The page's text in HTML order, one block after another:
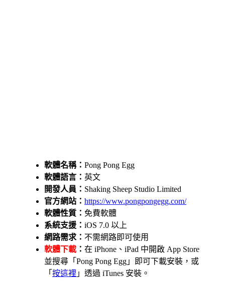
軟體名稱： Pong Pong Egg
軟體語言： 英文
開發人員： Shaking Sheep Studio Limited
官方網站： https://www.pongpongegg.com/
軟體性質： 免費軟體
系統支援： iOS 7.0 以上
網路需求： 不需網路即可使用
軟體下載 ： 在 iPhone、iPad 中開啟 App Store
並搜尋「Pong Pong Egg」即可下載安裝，或
「 按這裡 」透過 iTunes 安裝。